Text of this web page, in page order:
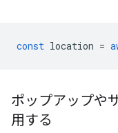
const location =
ポップアップや
用する